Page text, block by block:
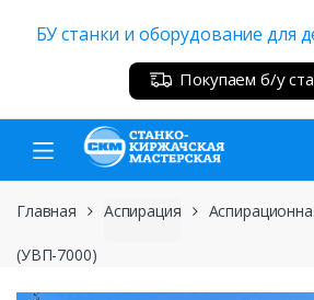
БУ станки и оборудование для
Покупаем б/у
Главная Аспирация
(УВП-7000)